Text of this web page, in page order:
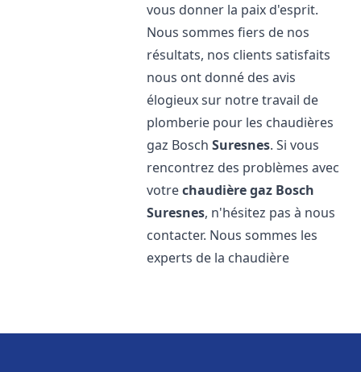
vous donner la paix d'esprit.
Nous sommes fiers de nos
résultats, nos clients satisfaits
nous ont donné des avis
élogieux sur notre travail de
plomberie pour les chaudières
gaz BoschSuresnes. Si vous
rencontrez des problèmes avec
votrechaudière gaz Bosch
Suresnes, n'hésitez pas à nous
contacter. Nous sommes les
experts de la chaudière